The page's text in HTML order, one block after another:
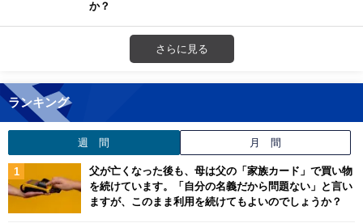
か？
さらに見る
ランキング
週 間 月 間
父が亡くなった後も、母は父の「家族カード」で買い物
を続けています。「自分の名義だから問題ない」と言い
ますが、このまま利用を続けてもよいのでしょうか？